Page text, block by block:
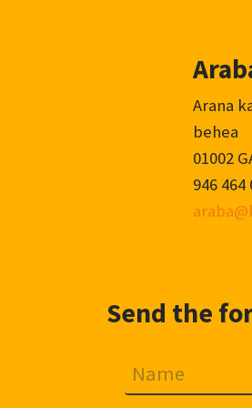
Arana
behea
01002
946 464
Send the